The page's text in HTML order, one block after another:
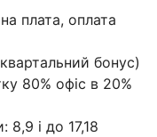
плата, оплата
бонус)
80% офіс в 20%
8,9 і до 17,18